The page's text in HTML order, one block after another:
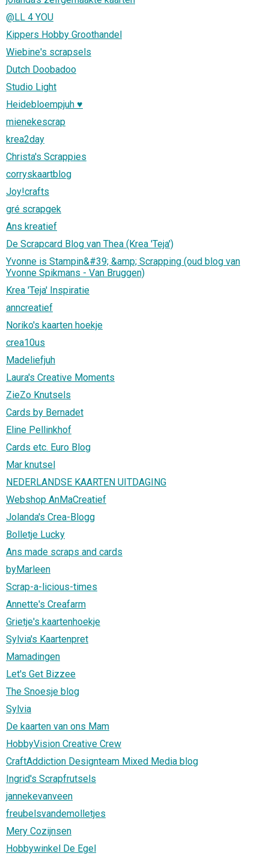
@LL 4 YOU
Kippers Hobby Groothandel
Wiebine's scrapsels
Dutch Doobadoo
Studio Light
Heidebloempjuh ♥
mienekescrap
krea2day
Christa's Scrappies
corryskaartblog
Joy!crafts
gré scrapgek
Ans kreatief
De Scrapcard Blog van Thea (Krea 'Teja')
Yvonne is Stampin&#39; &amp; Scrapping (oud blog van
Yvonne Spikmans - Van Bruggen)
Krea 'Teja' Inspiratie
anncreatief
Noriko's kaarten hoekje
crea10us
Madeliefjuh
Laura's Creative Moments
ZieZo Knutsels
Cards by Bernadet
Eline Pellinkhof
Cards etc. Euro Blog
Mar knutsel
NEDERLANDSE KAARTEN UITDAGING
Webshop AnMaCreatief
Jolanda's Crea-Blogg
Bolletje Lucky
Ans made scraps and cards
byMarleen
Scrap-a-licious-times
Annette's Creafarm
Grietje's kaartenhoekje
Sylvia's Kaartenpret
Mamadingen
Let's Get Bizzee
The Snoesje blog
Sylvia
De kaarten van ons Mam
HobbyVision Creative Crew
CraftAddiction Designteam Mixed Media blog
Ingrid's Scrapfrutsels
jannekevanveen
freubelsvandemolletjes
Mery Cozijnsen
Hobbywinkel De Egel